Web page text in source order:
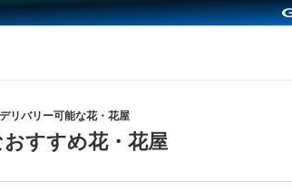
リバリー可能な花・花屋
すすめ花・花屋